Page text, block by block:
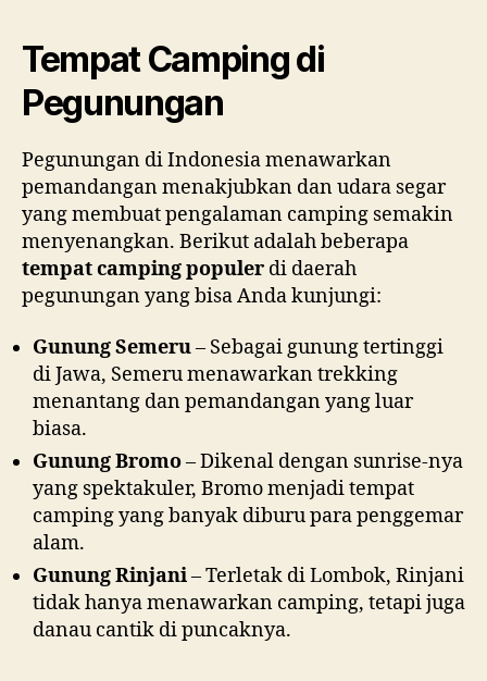
Tempat Camping di
Pegunungan
Pegunungan di Indonesia menawarkan
pemandangan menakjubkan dan udara segar
yang membuat pengalaman camping semakin
menyenangkan. Berikut adalah beberapa
tempat camping populer di daerah
pegunungan yang bisa Anda kunjungi:
Gunung Semeru– Sebagai gunung tertinggi
di Jawa, Semeru menawarkan trekking
menantang dan pemandangan yang luar
biasa.
Gunung Bromo– Dikenal dengan sunrise-nya
yang spektakuler, Bromo menjadi tempat
camping yang banyak diburu para penggemar
alam.
Gunung Rinjani– Terletak di Lombok, Rinjani
tidak hanya menawarkan camping, tetapi juga
danau cantik di puncaknya.